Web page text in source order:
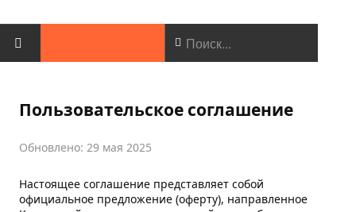
О КОМПАНИИ
ОЦЕНКА
Пользовательское соглашение
Обновлено: 29 мая 2025
Настоящее соглашение представляет собой
официальное предложение (оферту), направленное